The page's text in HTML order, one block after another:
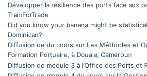
Développer la résilience des ports face aux
TrainForTrade
Did you know your banana might be
Dominican?
Diffusion de du cours sur Les Méthodes et
Formation Portuaire, à Douala, Cameroun
Diffusion de module 3 à l’Office des Ports et